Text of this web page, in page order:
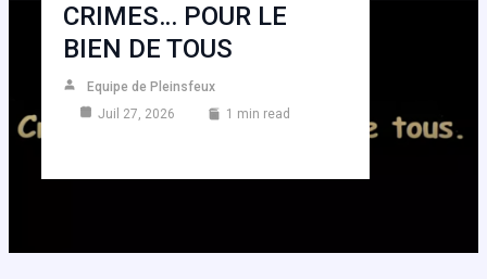
CRIMES… POUR LE
BIEN DE TOUS
Equipe de Pleinsfeux
Juil 27, 2026
1 min read